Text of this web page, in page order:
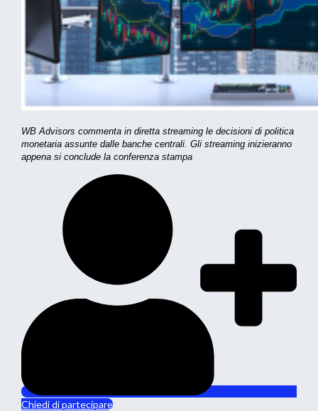
WB Advisors commenta in diretta streaming le decisioni di politica
monetaria assunte dalle banche centrali. Gli streaming inizieranno
appena si conclude la conferenza stampa
Chiedi di partecipare